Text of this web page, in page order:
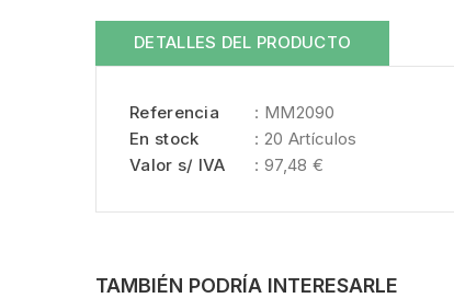
DETALLES DEL PRODUCTO
Referencia
: MM2090
En stock
: 20 Artículos
Valor s/ IVA
: 97,48 €
TAMBIÉN PODRÍA INTERESARLE